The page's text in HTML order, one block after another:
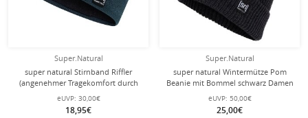
Super.Natural
super natural Stirnband Riffler
(angenehmer Tragekomfort durch
Merinowolle) blau - 1 Stück
eUVP: 30,00€
18,95€
Super.Natural
super natural Wintermütze Pom
Beanie mit Bommel schwarz Damen
- 1 Stück
eUVP: 50,00€
25,00€